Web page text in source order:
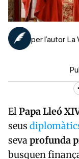
per l’autor La
ElPapa Lleó
seus
sevaprofunda
busquen